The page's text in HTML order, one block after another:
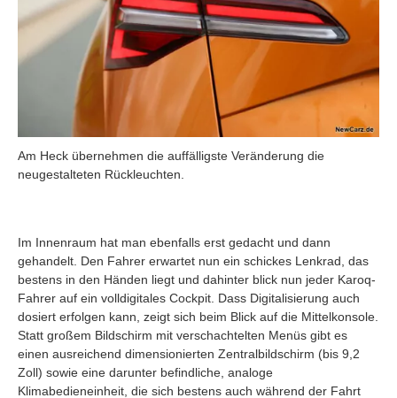
Am Heck übernehmen die auffälligste Veränderung die
neugestalteten Rückleuchten.
Im Innenraum hat man ebenfalls erst gedacht und dann
gehandelt. Den Fahrer erwartet nun ein schickes Lenkrad, das
bestens in den Händen liegt und dahinter blick nun jeder Karoq-
Fahrer auf ein volldigitales Cockpit. Dass Digitalisierung auch
dosiert erfolgen kann, zeigt sich beim Blick auf die Mittelkonsole.
Statt großem Bildschirm mit verschachtelten Menüs gibt es
einen ausreichend dimensionierten Zentralbildschirm (bis 9,2
Zoll) sowie eine darunter befindliche, analoge
Klimabedieneinheit, die sich bestens auch während der Fahrt